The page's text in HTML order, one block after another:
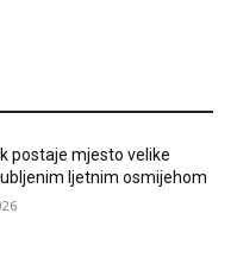
postaje mjesto velike
ljetnim osmijehom